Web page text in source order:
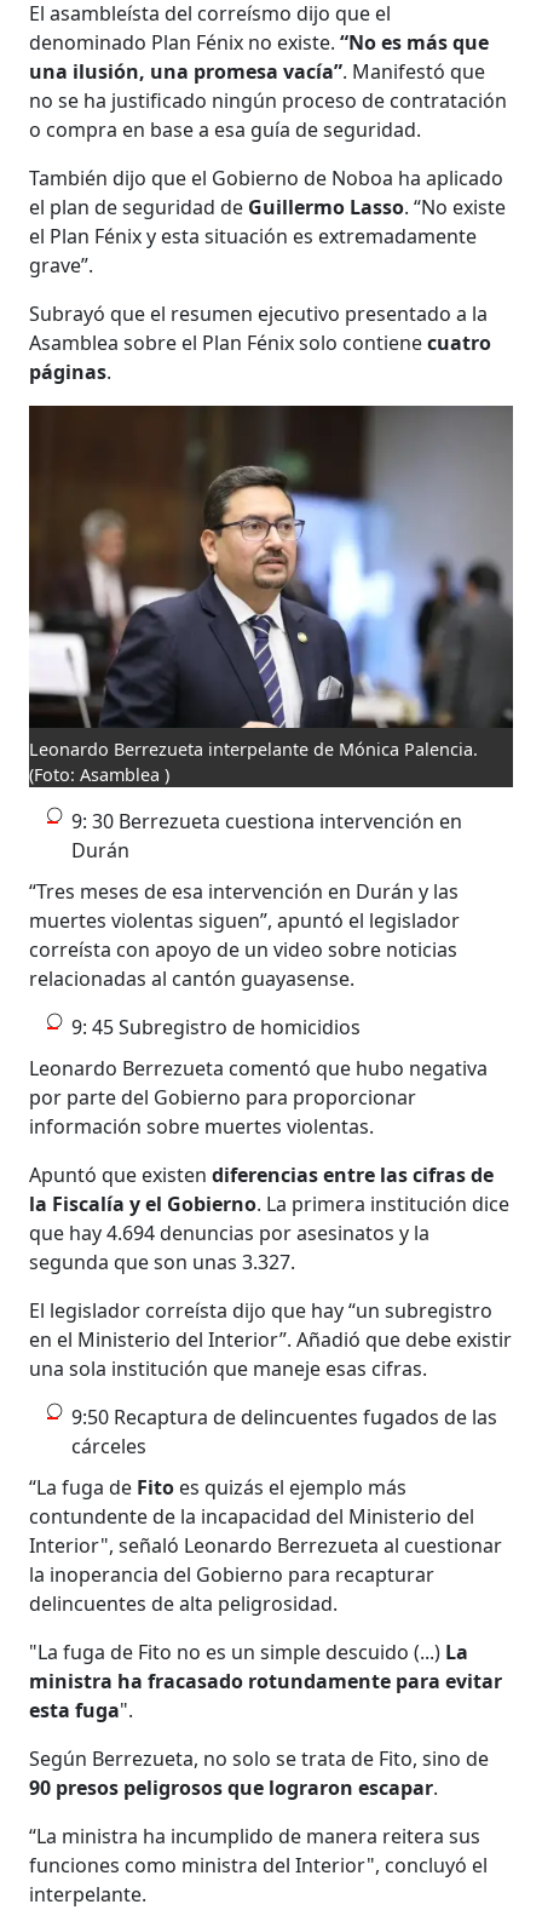
El asambleísta del correísmo dijo que el
denominado Plan Fénix no existe.“No es más que
una ilusión, una promesa vacía”. Manifestó que
no se ha justificado ningún proceso de contratación
o compra en base a esa guía de seguridad.
También dijo que el Gobierno de Noboa ha aplicado
el plan de seguridad de Guillermo Lasso. “No existe
el Plan Fénix y esta situación es extremadamente
grave”.
Subrayó que el resumen ejecutivo presentado a la
Asamblea sobre el Plan Fénix solo contienecuatro
páginas.
Leonardo Berrezueta interpelante de Mónica Palencia.
(Foto: Asamblea )
9: 30 Berrezueta cuestiona intervención en
Durán
“Tres meses de esa intervención en Durán y las
muertes violentas siguen”, apuntó el legislador
correísta con apoyo de un video sobre noticias
relacionadas al cantón guayasense.
9: 45 Subregistro de homicidios
Leonardo Berrezueta comentó que hubo negativa
por parte del Gobierno para proporcionar
información sobre muertes violentas.
Apuntó que existendiferencias entre las cifras de
la Fiscalía y el Gobierno. La primera institución dice
que hay 4.694 denuncias por asesinatos y la
segunda que son unas 3.327.
El legislador correísta dijo que hay “un subregistro
en el Ministerio del Interior”. Añadió que debe existir
una sola institución que maneje esas cifras.
9:50 Recaptura de delincuentes fugados de las
cárceles
“La fuga de Fito es quizás el ejemplo más
contundente de la incapacidad del Ministerio del
Interior", señaló Leonardo Berrezueta al cuestionar
la inoperancia del Gobierno para recapturar
delincuentes de alta peligrosidad.
"La fuga de Fito no es un simple descuido (...) La
ministra ha fracasado rotundamente para evitar
esta fuga".
Según Berrezueta, no solo se trata de Fito, sino de
90 presos peligrosos que lograron escapar.
“La ministra ha incumplido de manera reitera sus
funciones como ministra del Interior", concluyó el
interpelante.